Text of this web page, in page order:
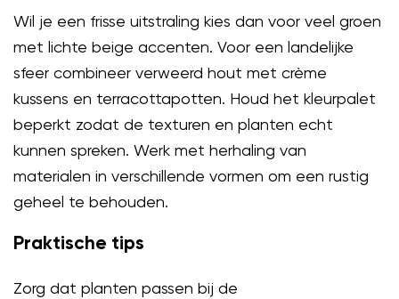
Wil je een frisse uitstraling kies dan voor veel groen
met lichte beige accenten. Voor een landelijke
sfeer combineer verweerd hout met crème
kussens en terracottapotten. Houd het kleurpalet
beperkt zodat de texturen en planten echt
kunnen spreken. Werk met herhaling van
materialen in verschillende vormen om een rustig
geheel te behouden.
Praktische tips
Zorg dat planten passen bij de